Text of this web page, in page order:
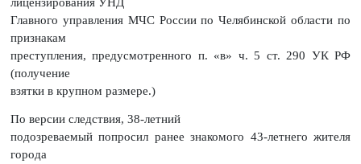
Главного управления МЧС России по Челябинской области по
признакам
преступления, предусмотренного п. «в» ч. 5 ст. 290 УК РФ
(получение
взятки в крупном размере.)
По версии следствия, 38-летний
подозреваемый попросил ранее знакомого 43-летнего жителя
города